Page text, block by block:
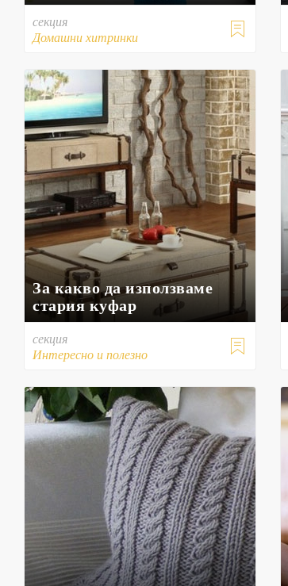

секция
Домашни хитринки
За какво да използваме
стария куфар

секция
Интересно и полезно